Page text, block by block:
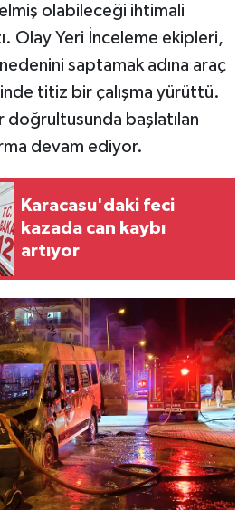
olabileceği ihtimali
Olay Yeri İnceleme ekipleri,
nedenini saptamak adına araç
titiz bir çalışma yürüttü.
doğrultusunda başlatılan
devam ediyor.
Karacasu'daki feci
kazada can kaybı
artıyor